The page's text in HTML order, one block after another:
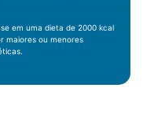
em uma dieta de 2000 kcal
maiores ou menores